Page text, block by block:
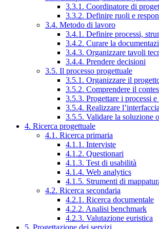
3.3.1. Coordinatore di
3.3.2. Definire ruoli e
3.4. Metodo di lavoro
3.4.1. Definire processi,
3.4.2. Curare la
3.4.3. Organizzare tavoli
3.4.4. Prendere decisioni
3.5. Il processo progettuale
3.5.1. Organizzare il
3.5.2. Comprendere il
3.5.3. Progettare i processi e
3.5.4. Realizzare
3.5.5. Validare la soluzione
4. Ricerca progettuale
4.1. Ricerca primaria
4.1.1. Interviste
4.1.2. Questionari
4.1.3. Test di usabilità
4.1.4. Web analytics
4.1.5. Strumenti di
4.2. Ricerca secondaria
4.2.1. Ricerca documentale
4.2.2. Analisi benchmark
4.2.3. Valutazione euristica
5. Progettazione dei servizi